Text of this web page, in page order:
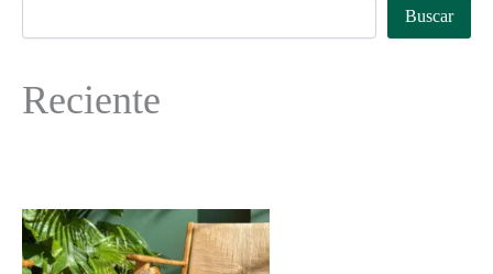
Buscar
Reciente